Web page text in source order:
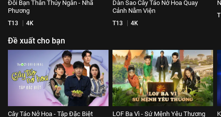
Đôi Bạn Thân Thúy Ngân - Nhã
Phương
T13 4K
Dàn Sao Cây Táo Nở Hoa Quay
Cảnh Nằm Viện
T13 4K
Đề xuất cho bạn
Cây Táo Nở Hoa - Tập Đặc Biệt LOF Ba Vì - Sứ Mệnh Yêu Thương